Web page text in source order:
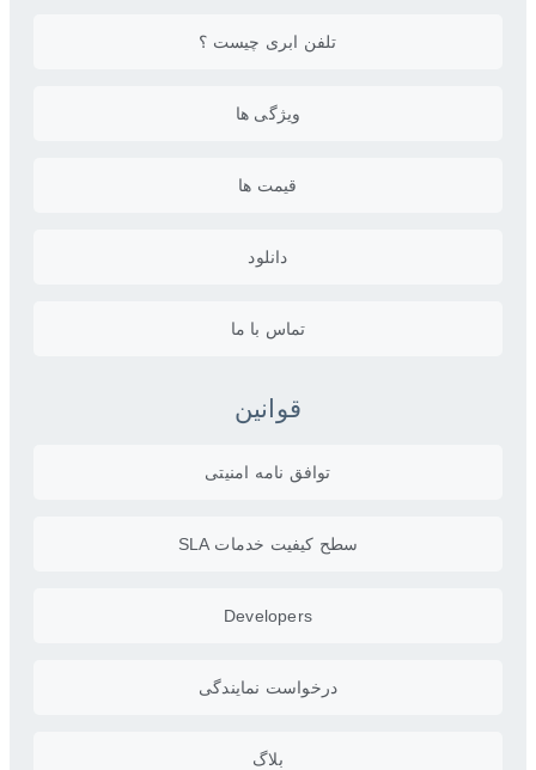
تلفن ابری چیست ؟
ویژگی ها
قیمت ها
دانلود
تماس با ما
قوانین
توافق نامه امنیتی
سطح کیفیت خدمات SLA
Developers
درخواست نمایندگی
بلاگ